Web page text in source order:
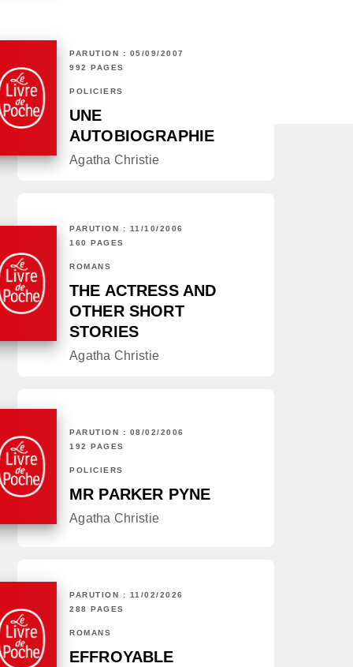
PARUTION : 05/09/2007
992 PAGES
POLICIERS
UNE
AUTOBIOGRAPHIE
Agatha Christie
PARUTION : 11/10/2006
160 PAGES
ROMANS
THE ACTRESS AND
OTHER SHORT
STORIES
Agatha Christie
PARUTION : 08/02/2006
192 PAGES
POLICIERS
MR PARKER PYNE
Agatha Christie
PARUTION : 11/02/2026
288 PAGES
ROMANS
EFFROYABLE